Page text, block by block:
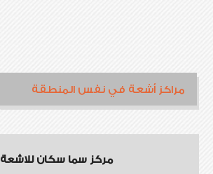
مراكز أشعة في نفس المنطقة
مركز سما سكان للاشعة